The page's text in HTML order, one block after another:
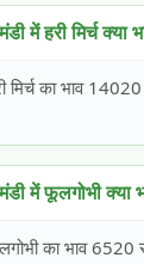
हरी मिर्च क्या
मिर्च का भाव
में फूलगोभी क्या
का भाव